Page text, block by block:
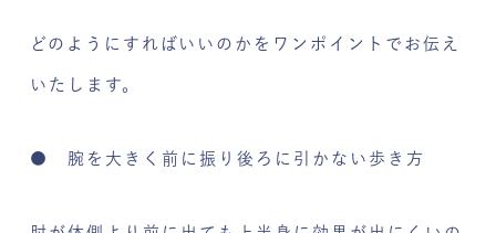
どのようにすればいいのかをワンポイントでお伝え
いたします。
● 腕を大きく前に振り後ろに引かない歩き方